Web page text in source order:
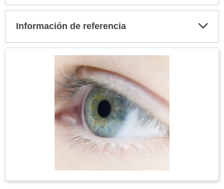
Información de referencia